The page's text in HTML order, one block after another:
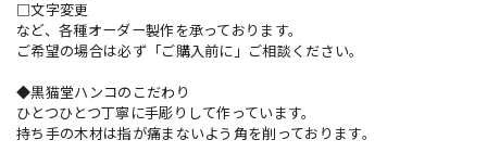
□文字変更
など、各種オーダー製作を承っております。
ご希望の場合は必ず「ご購入前に」ご相談ください。
◆黒猫堂ハンコのこだわり
ひとつひとつ丁寧に手彫りして作っています。
持ち手の木材は指が痛まないよう角を削っております。